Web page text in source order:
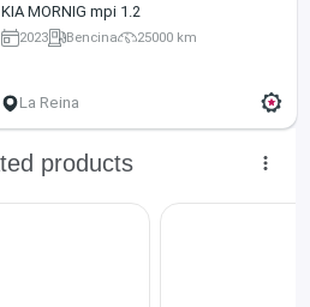
KIA MORNIG mpi 1.2
2023 Bencina 25000 km
La Reina